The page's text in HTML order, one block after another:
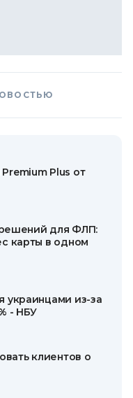
Plus от
для ФЛП:
карты в одном
украинцами из-за
- НБУ
клиентов о